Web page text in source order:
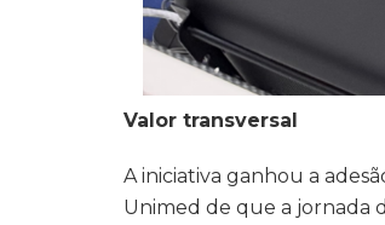
Valor transversal
A iniciativa ganhou a
Unimed de que a jornada